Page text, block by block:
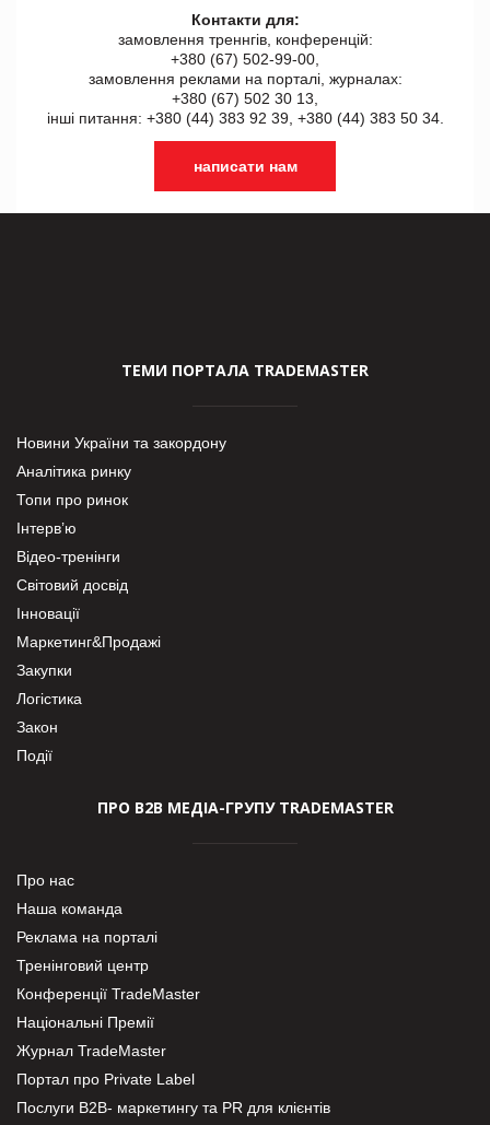
Контакти для:
замовлення треннгів, конференцій:
+380 (67) 502-99-00,
замовлення реклами на порталі, журналах:
+380 (67) 502 30 13,
інші питання: +380 (44) 383 92 39, +380 (44) 383 50 34.
написати нам
ТЕМИ ПОРТАЛА TRADEMASTER
Новини України та закордону
Аналітика ринку
Топи про ринок
Інтерв’ю
Відео-тренінги
Світовий досвід
Інновації
Маркетинг&Продажі
Закупки
Логістика
Закон
Події
ПРО В2В МЕДІА-ГРУПУ TRADEMASTER
Про нас
Наша команда
Реклама на порталі
Тренінговий центр
Конференції TradeMaster
Національні Премії
Журнал TradeMaster
Портал про Private Label
Послуги В2В- маркетингу та PR для клієнтів